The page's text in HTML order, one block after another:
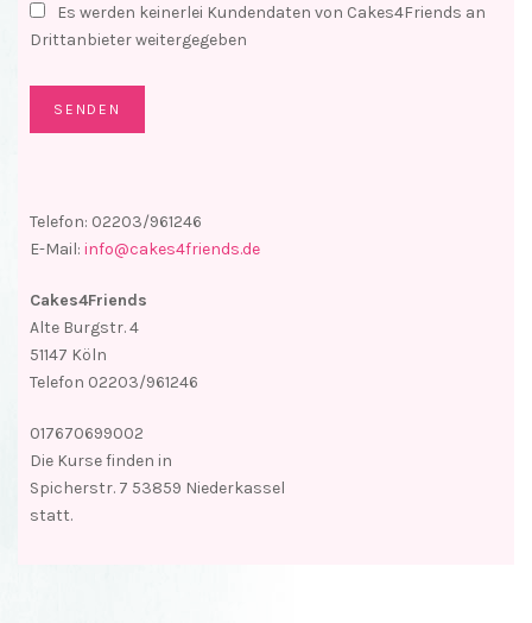
Es werden keinerlei Kundendaten von Cakes4Friends an
Drittanbieter weitergegeben
Telefon: 02203/961246
E-Mail: info@cakes4friends.de
Cakes4Friends
Alte Burgstr. 4
51147 Köln
Telefon 02203/961246
017670699002
Die Kurse finden in
Spicherstr. 7 53859 Niederkassel
statt.